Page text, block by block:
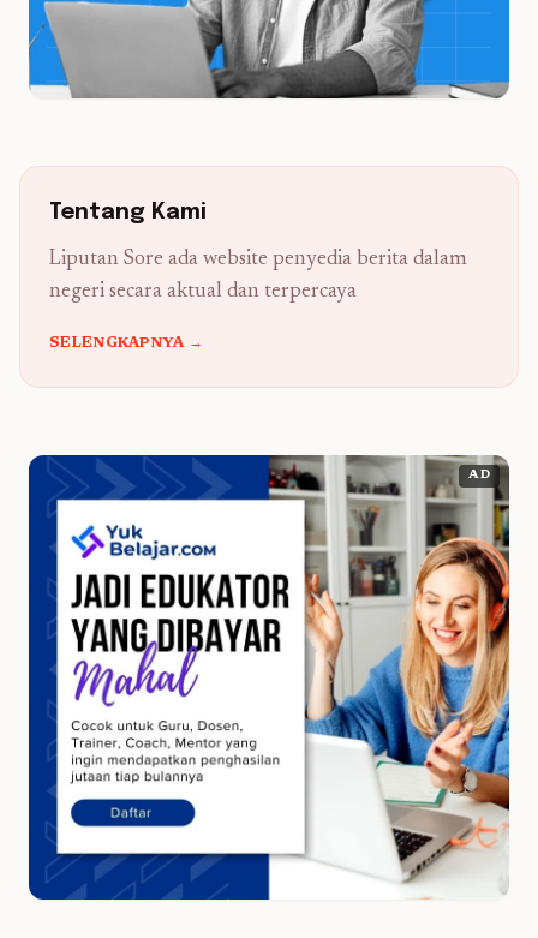
Tentang Kami
Liputan Sore ada website penyedia berita dalam
negeri secara aktual dan terpercaya
SELENGKAPNYA →
AD